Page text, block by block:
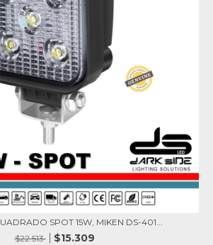
SPOT 15W, MIKEN DS-401...
$22.513
$15.309